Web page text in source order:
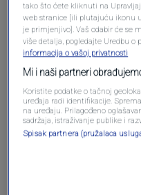
tako što ćete kliknuti na
web stranice [ili plutajuću ikonu
je primjenjivo]. Vaš odabir će se
više detalja, pogledajte Uredbu
informacija o vašoj privatnosti
Mi i naši partneri
Koristite podatke o tačnoj
uređaja radi identifikacije.
na uređaju. Prilagođeno
sadržaja, istraživanje publike i
Spisak partnera (pružalaca